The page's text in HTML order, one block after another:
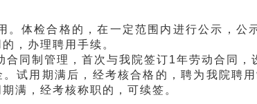
体检合格的，在一定范围内进行公示，公
，办理聘用手续。
同制管理，首次与我院签订1年劳动合同，
试用期满后，经考核合格的，聘为我院聘
满，经考核称职的，可续签。